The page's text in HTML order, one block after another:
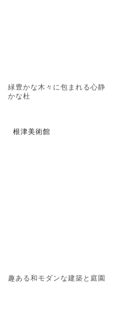
緑豊かな木々に包まれる心静
かな杜
根津美術館
趣ある和モダンな建築と庭園